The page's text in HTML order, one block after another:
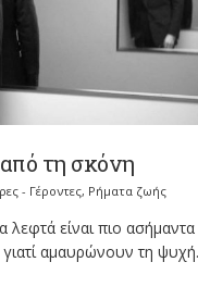
τη σκόνη
- Γέροντες, Ρήματα ζωής
λεφτά είναι πιο
αμαυρώνουν τη